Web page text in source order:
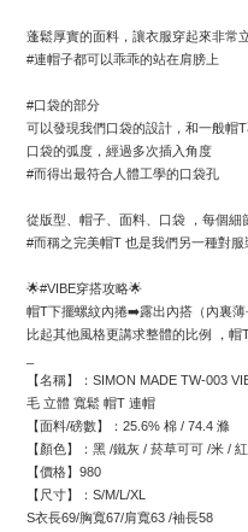
蓬鬆厚實的面料，讓衣服穿起來非常
#連帽子都可以乖乖的站在肩膀上
#口袋的部分
可以發現我們口袋的設計，和一般帽
口袋的弧度，經過多次插入角度
#而得出最符合人體工學的口袋孔
從版型、帽子、面料、口袋 ，每個細
#而稱之完美帽T 也是我們另一種對服
🌟#VIBE穿搭攻略🌟
帽T下擺螺紋內捲➡️露出內搭（內裏
比起其他風格更講求整體的比例 ，帽
【名稱】：SIMON MADE TW-003
毛 立體 寬鬆 帽T 連帽
【面料/磅數】：25.6% 棉 / 74.4 滌
【顏色】：黑 /鐵灰 / 菸草可可 /米 /
【價格】980
【尺寸】：S/M/L/XL
S衣長69/胸寬67/肩寬63 /袖長58